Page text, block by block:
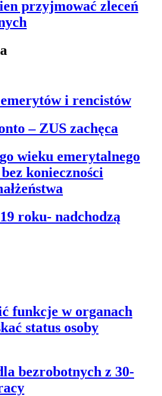
przyjmować zleceń
i rencistów
– ZUS zachęca
wieku emerytalnego
konieczności
roku- nadchodzą
funkcje w organach
status osoby
bezrobotnych z 30-